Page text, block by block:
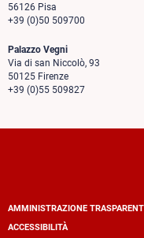
56126 Pisa
+39 (0)50 509700
Palazzo Vegni
Via di san Niccolò, 93
50125 Firenze
+39 (0)55 509827
Footer
AMMINISTRAZIONE
ACCESSIBILITÀ